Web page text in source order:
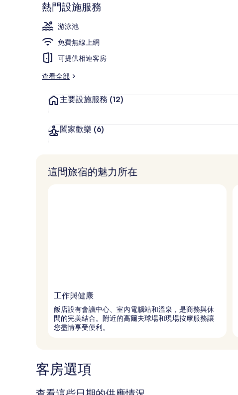
10，
深
受
旅
客
喜
愛
熱門設施服務
游泳池
免費無線上網
可提供相連客房
查看全部
主要設施服務 (12)
闔家歡樂 (6)
這間旅宿的魅力所在
工作與健康
飯店設有會議中心、室內電腦站和溫泉，是商務與休
閒的完美結合。附近的高爾夫球場和現場按摩服務讓
您盡情享受便利。
客房選項